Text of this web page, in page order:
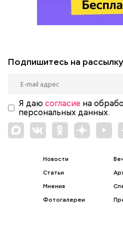
Подпишитесь на рассылку
Я даю согласие на
персональных данных.
Новости
Статьи
Мнения
Фотогалереи